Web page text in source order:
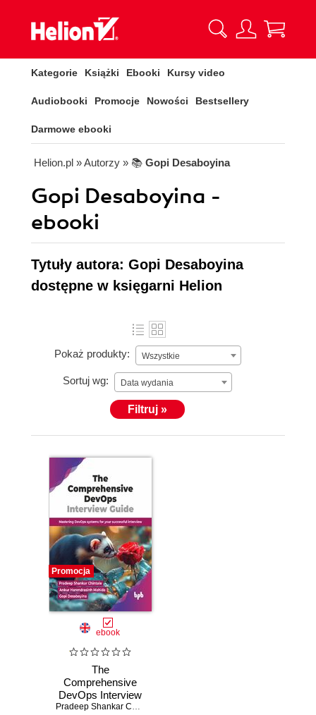
Kategorie Książki Ebooki Kursy video
Audiobooki Promocje Nowości Bestsellery
Darmowe ebooki
Helion.pl » Autorzy » 📚 Gopi Desaboyina
Gopi Desaboyina -
ebooki
Tytuły autora: Gopi Desaboyina
dostępne w księgarni Helion
Pokaż produkty: Wszystkie
Sortuj wg: Data wydania
Filtruj »
Promocja
ebook
The
Comprehensive
DevOps Interview
Guide
Pradeep Shankar Chintale